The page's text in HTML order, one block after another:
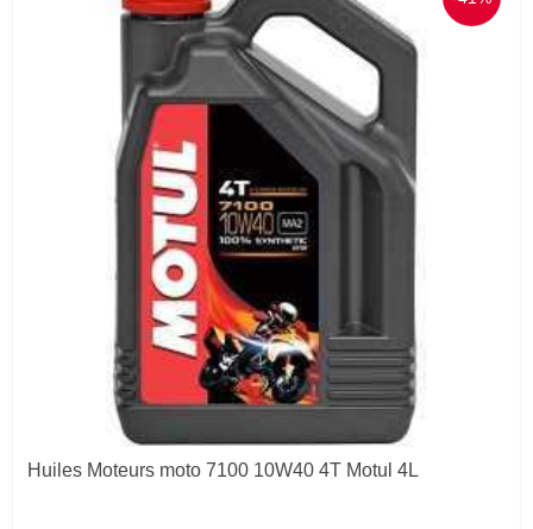
Huiles Moteurs moto 7100 10W40 4T Motul 4L